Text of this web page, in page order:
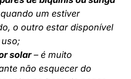
um estiver
o outro estar disponível
solar– é muito
não esquecer do